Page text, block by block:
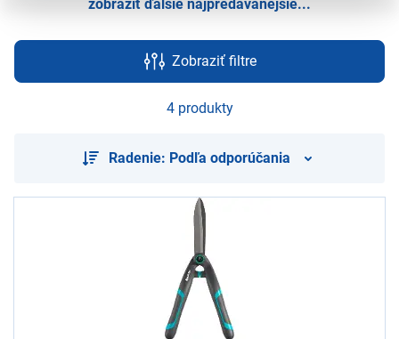
zobraziť ďalšie najpredávanejšie...
Zobraziť filtre
4 produkty
Radenie: Podľa odporúčania